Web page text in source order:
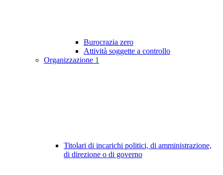
Burocrazia zero
Attività soggette a controllo
Organizzazione 1
Titolari di incarichi politici, di amministrazione,
di direzione o di governo